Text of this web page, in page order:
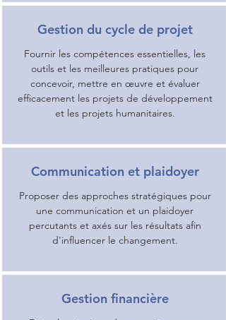
Gestion du cycle de projet
Fournir les compétences essentielles, les
outils et les meilleures pratiques pour
concevoir, mettre en œuvre et évaluer
efficacement les projets de développement
et les projets humanitaires.
Communication et plaidoyer
Proposer des approches stratégiques pour
une communication et un plaidoyer
percutants et axés sur les résultats afin
d'influencer le changement.
Gestion financière